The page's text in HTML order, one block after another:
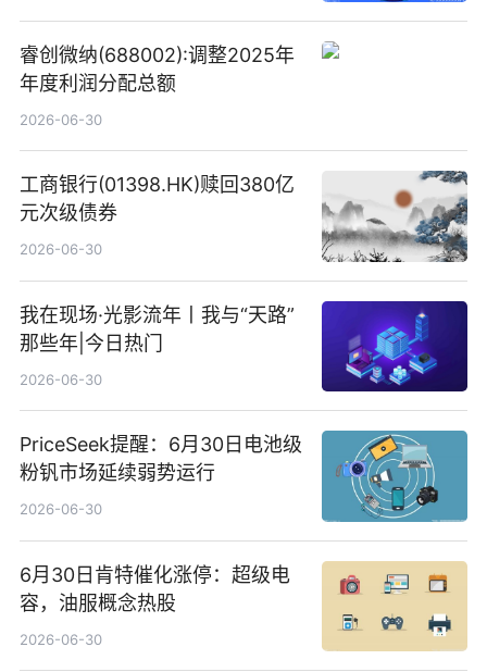
睿创微纳(688002):调整2025年
年度利润分配总额
2026-06-30
工商银行(01398.HK)赎回380亿
元次级债券
2026-06-30
我在现场·光影流年丨我与“天路”
那些年|今日热门
2026-06-30
PriceSeek提醒：6月30日电池级
粉钒市场延续弱势运行
2026-06-30
6月30日肯特催化涨停：超级电
容，油服概念热股
2026-06-30